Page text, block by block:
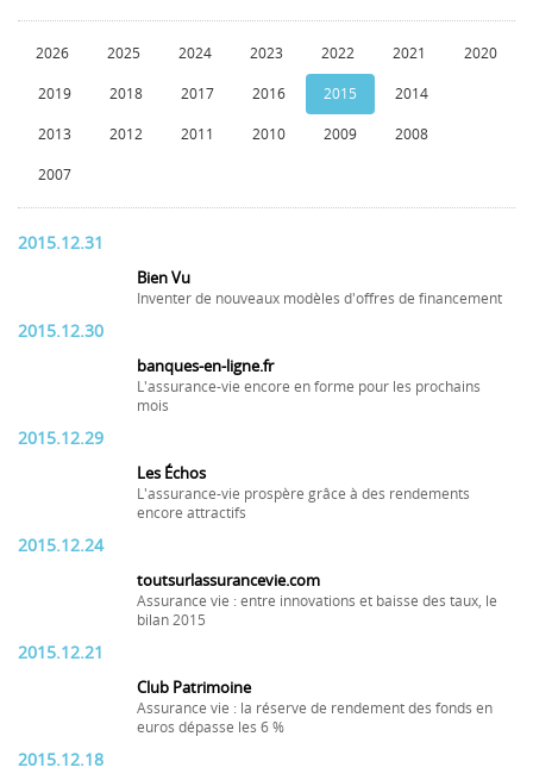
2026 2025 2024 2023 2022 2021 2020
2019 2018 2017 2016 2015 2014
2013 2012 2011 2010 2009 2008
2007
2015.12.31
Bien Vu
Inventer de nouveaux modèles d'offres de financement
2015.12.30
banques-en-ligne.fr
L'assurance-vie encore en forme pour les prochains
mois
2015.12.29
Les Échos
L'assurance-vie prospère grâce à des rendements
encore attractifs
2015.12.24
toutsurlassurancevie.com
Assurance vie : entre innovations et baisse des taux, le
bilan 2015
2015.12.21
Club Patrimoine
Assurance vie : la réserve de rendement des fonds en
euros dépasse les 6 %
2015.12.18